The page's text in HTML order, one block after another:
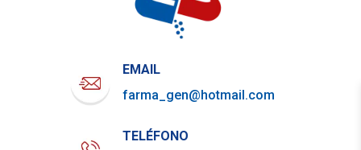
EMAIL
farma_gen@hotmail.com
TELÉFONO